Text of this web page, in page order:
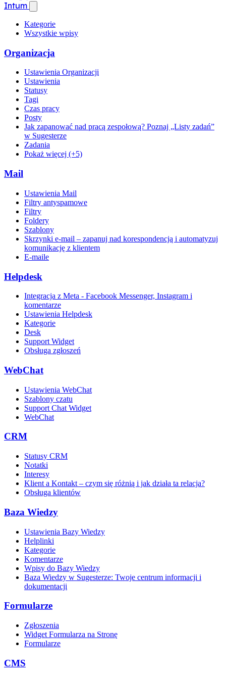
Intum
Kategorie
Wszystkie wpisy
Organizacja
Ustawienia Organizacji
Ustawienia
Statusy
Tagi
Czas pracy
Posty
Jak zapanować nad pracą zespołową? Poznaj „Listy zadań”
w Sugesterze
Zadania
Pokaż więcej (+5)
Mail
Ustawienia Mail
Filtry antyspamowe
Filtry
Foldery
Szablony
Skrzynki e-mail – zapanuj nad korespondencją i automatyzuj
komunikację z klientem
E-maile
Helpdesk
Integracja z Meta - Facebook Messenger, Instagram i
komentarze
Ustawienia Helpdesk
Kategorie
Desk
Support Widget
Obsługa zgłoszeń
WebChat
Ustawienia WebChat
Szablony czatu
Support Chat Widget
WebChat
CRM
Statusy CRM
Notatki
Interesy
Klient a Kontakt – czym się różnią i jak działa ta relacja?
Obsługa klientów
Baza Wiedzy
Ustawienia Bazy Wiedzy
Helplinki
Kategorie
Komentarze
Wpisy do Bazy Wiedzy
Baza Wiedzy w Sugesterze: Twoje centrum informacji i
dokumentacji
Formularze
Zgłoszenia
Widget Formularza na Stronę
Formularze
CMS